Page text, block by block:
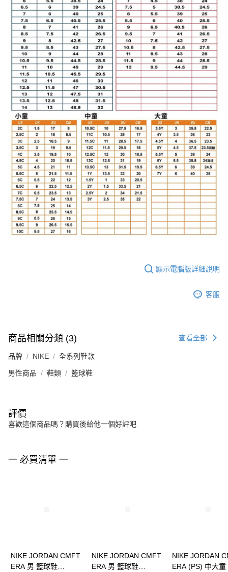
顯示電腦版詳細說明
客服
商品相關分類 (3) 查看全部
品牌 NIKE 全系列鞋款
男性商品 鞋類 籃球鞋
評價
喜歡這個商品嗎？購買後給他一個好評吧
一 必買清單 一
NIKE JORDAN CMFT
ERA 男 籃球鞋
NIKE JORDAN CMFT
ERA 男 籃球鞋
NIKE JORDAN
ERA (PS) 中大童